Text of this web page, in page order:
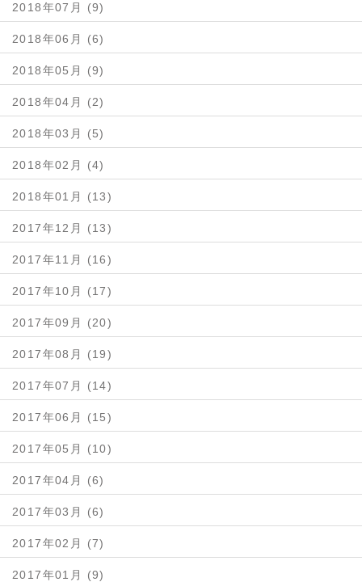
2018年07月 (9)
2018年06月 (6)
2018年05月 (9)
2018年04月 (2)
2018年03月 (5)
2018年02月 (4)
2018年01月 (13)
2017年12月 (13)
2017年11月 (16)
2017年10月 (17)
2017年09月 (20)
2017年08月 (19)
2017年07月 (14)
2017年06月 (15)
2017年05月 (10)
2017年04月 (6)
2017年03月 (6)
2017年02月 (7)
2017年01月 (9)